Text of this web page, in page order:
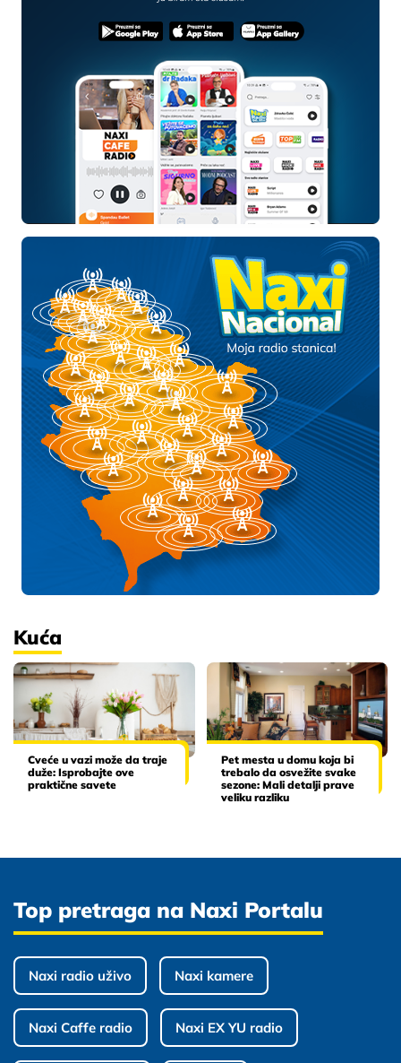
Kuća
Cveće u vazi može da traje
duže: Isprobajte ove
praktične savete
Pet mesta u domu koja bi
trebalo da osvežite svake
sezone: Mali detalji prave
veliku razliku
Top pretraga na Naxi Portalu
Naxi radio uživo Naxi kamere
Naxi Caffe radio Naxi EX YU radio